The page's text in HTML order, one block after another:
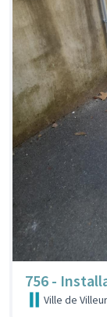
756 -
Ville de